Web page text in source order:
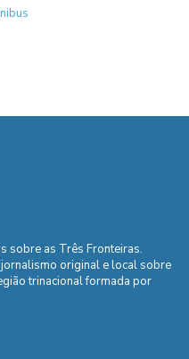
sobre as Três Fronteiras.
original e local sobre
trinacional formada por